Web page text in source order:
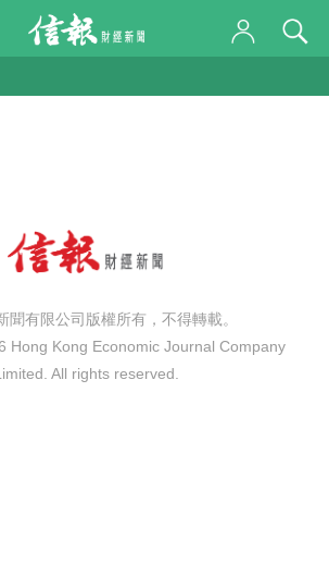
聞有限公司版權所有，不得轉載。
Hong Kong Economic Journal Company
All rights reserved.